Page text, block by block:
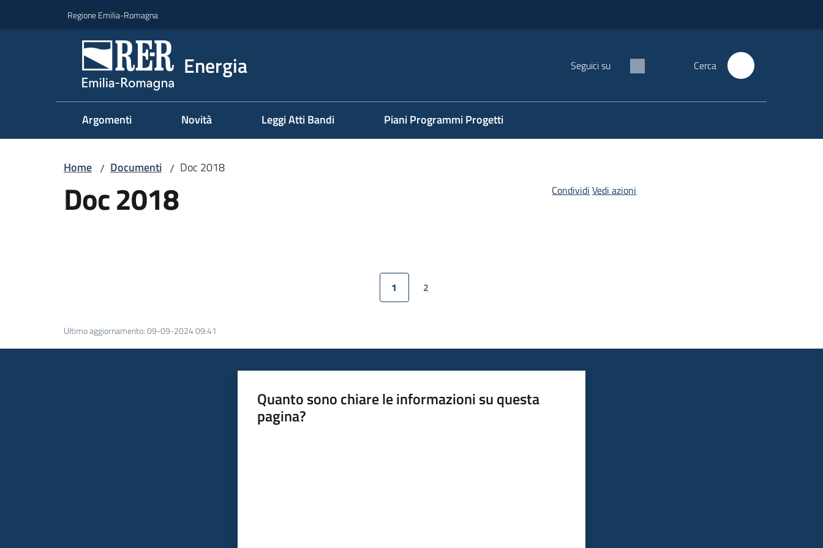
Regione Emilia-Romagna
Energia Seguici su Cerca
Argomenti Novità Leggi Atti Bandi Piani Programmi Progetti
Home / Documenti / Doc 2018
Doc 2018 Condividi Vedi azioni
Pagina precedente
Pagina
1 Pagina
2
Ultimo aggiornamento:09-09-2024 09:41
Quanto sono chiare le informazioni su questa
pagina?